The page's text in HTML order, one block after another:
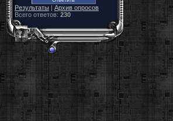
Результаты | Архив опросов
Всего ответов: 230